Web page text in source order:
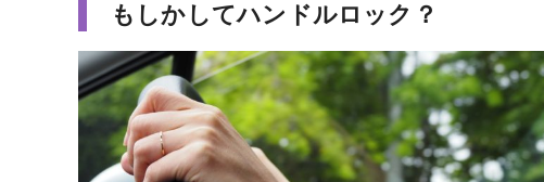
もしかしてハンドルロック？